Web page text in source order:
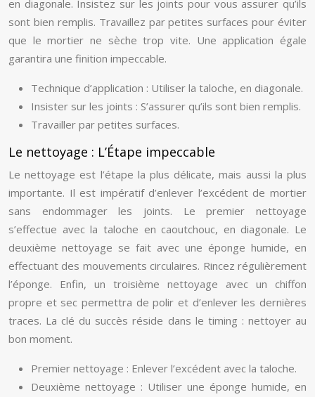
en diagonale. Insistez sur les joints pour vous assurer qu’ils
sont bien remplis. Travaillez par petites surfaces pour éviter
que le mortier ne sèche trop vite. Une application égale
garantira une finition impeccable.
Technique d’application : Utiliser la taloche, en diagonale.
Insister sur les joints : S’assurer qu’ils sont bien remplis.
Travailler par petites surfaces.
Le nettoyage : L’Étape impeccable
Le nettoyage est l’étape la plus délicate, mais aussi la plus
importante. Il est impératif d’enlever l’excédent de mortier
sans endommager les joints. Le premier nettoyage
s’effectue avec la taloche en caoutchouc, en diagonale. Le
deuxième nettoyage se fait avec une éponge humide, en
effectuant des mouvements circulaires. Rincez régulièrement
l’éponge. Enfin, un troisième nettoyage avec un chiffon
propre et sec permettra de polir et d’enlever les dernières
traces. La clé du succès réside dans le timing : nettoyer au
bon moment.
Premier nettoyage : Enlever l’excédent avec la taloche.
Deuxième nettoyage : Utiliser une éponge humide, en